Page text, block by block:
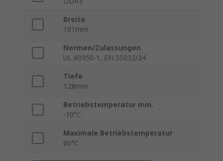
Breite
101mm
Normen/Zulassungen
UL 60950-1, EN 55032/24
Tiefe
128mm
Betriebstemperatur min.
-10°C
Maximale Betriebstemperatur
60°C